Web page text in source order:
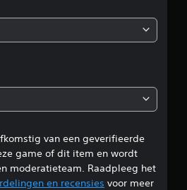
o
o
d
e
l
i
van een geverifieerde
game of dit item en wordt
moderatieteam. Raadpleeg het
en recensies voor meer